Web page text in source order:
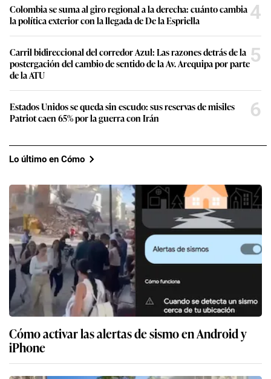
Colombia se suma al giro regional a la derecha: cuánto cambia
la política exterior con la llegada de De la Espriella
4
Carril bidireccional del corredor Azul: Las razones detrás de la
postergación del cambio de sentido de la Av. Arequipa por parte
de la ATU
5
Estados Unidos se queda sin escudo: sus reservas de misiles
Patriot caen 65% por la guerra con Irán
6
Lo último en Cómo
Cómo activar las alertas de sismo en Android y
iPhone